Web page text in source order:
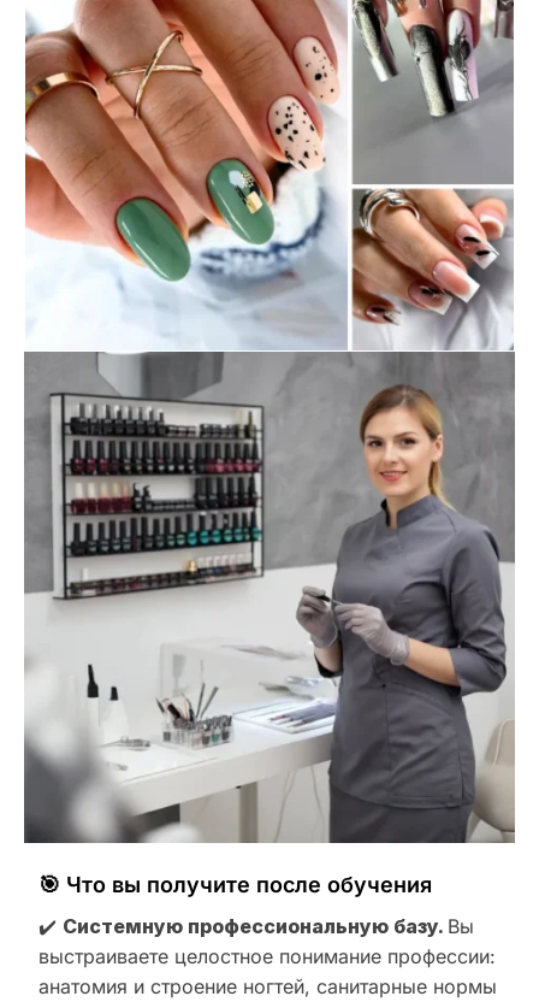
🎯 Что вы получите после обучения
✔️ Системную профессиональную базу. Вы
выстраиваете целостное понимание профессии:
анатомия и строение ногтей, санитарные нормы